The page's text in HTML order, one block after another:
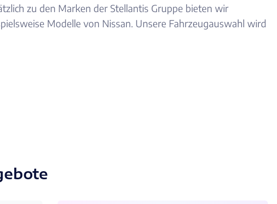
zu den Marken der Stellantis Gruppe bieten wir
Modelle von Nissan. Unsere Fahrzeugauswahl wird